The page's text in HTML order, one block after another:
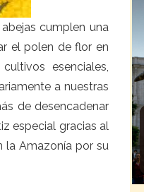
cumplen una
el polen de flor en
esenciales,
a nuestras
de desencadenar
especial gracias al
la Amazonía por su